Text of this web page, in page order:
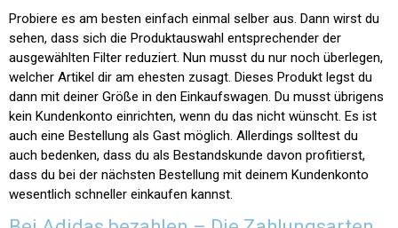
Probiere es am besten einfach einmal selber aus. Dann wirst du
sehen, dass sich die Produktauswahl entsprechender der
ausgewählten Filter reduziert. Nun musst du nur noch überlegen,
welcher Artikel dir am ehesten zusagt. Dieses Produkt legst du
dann mit deiner Größe in den Einkaufswagen. Du musst übrigens
kein Kundenkonto einrichten, wenn du das nicht wünscht. Es ist
auch eine Bestellung als Gast möglich. Allerdings solltest du
auch bedenken, dass du als Bestandskunde davon profitierst,
dass du bei der nächsten Bestellung mit deinem Kundenkonto
wesentlich schneller einkaufen kannst.